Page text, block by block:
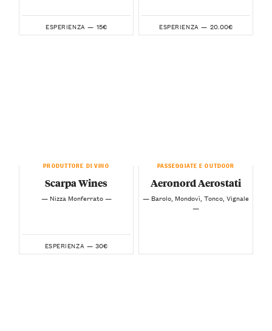
ESPERIENZA — 15€ ESPERIENZA — 20.00€
PRODUTTORE DI VINO
Scarpa Wines
— Nizza Monferrato —
ESPERIENZA — 30€
PASSEGGIATE E OUTDOOR
Aeronord Aerostati
— Barolo, Mondovì, Tonco, Vignale
—